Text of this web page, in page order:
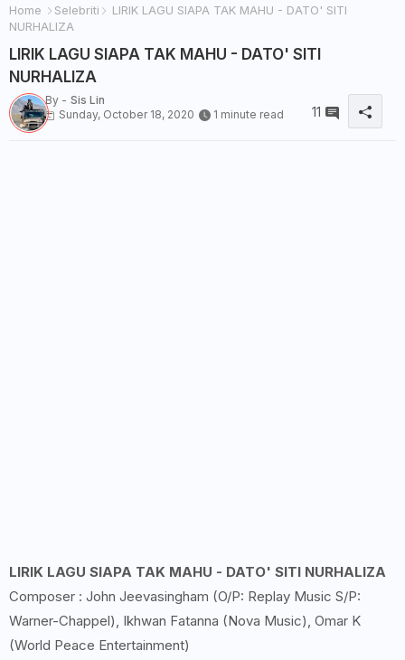
Home Selebriti
LIRIK LAGU SIAPA TAK MAHU - DATO' SITI
NURHALIZA
LIRIK LAGU SIAPA TAK MAHU - DATO' SITI
NURHALIZA
By - Sis Lin
Sunday, October 18, 2020
1 minute read 11
LIRIK LAGU SIAPA TAK MAHU - DATO' SITI NURHALIZA
Composer : John Jeevasingham (O/P: Replay Music S/P:
Warner-Chappel), Ikhwan Fatanna (Nova Music), Omar K
(World Peace Entertainment)